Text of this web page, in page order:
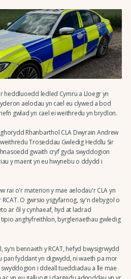
heddluoedd ledled Cymru a Lloegr yn
aelodau yn cael eu clywed a bod
gwlad yn cael ei weithredu yn brydlon.
Rhanbarthol CLA Dwyrain Andrew
Troseddau Gwledig Heddlu Sir
gwaith cryf gyda swyddogion
y maent yn eu hwynebu o ddydd i
rai o'r materion y mae aelodau'r CLA yn
O gwrsio ysgyfarnog, sy'n debygol o
ar ôl y cynhaeaf, hyd at ladrad
anghyfreithlon, byrgleriaethau gwledig
sy'n bennaeth y RCAT, hefyd bwysigrwydd
fyddant yn digwydd, ni waeth pa mor
i ddeall tueddiadau a lle mae